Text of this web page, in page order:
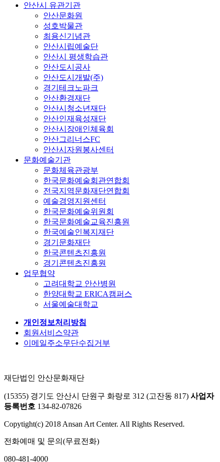
안산시 유관기관
안산문화원
성호박물관
최용신기념관
안산시립예술단
안산시 평생학습관
안산도시공사
안산도시개발(주)
경기테크노파크
안산환경재단
안산시청소년재단
안산인재육성재단
안산시장애인체육회
안산그리너스FC
안산시자원봉사센터
문화예술기관
문화체육관광부
한국문화예술회관연합회
전국지역문화재단연합회
예술경영지원센터
한국문화예술위원회
한국문화예술교육진흥원
한국예술인복지재단
경기문화재단
한국콘텐츠진흥원
경기콘텐츠진흥원
업무협약
고려대학교 안산병원
한양대학교 ERICA캠퍼스
서울예술대학교
개인정보처리방침
회원서비스약관
이메일주소무단수집거부
재단법인 안산문화재단
(15355) 경기도 안산시 단원구 화랑로 312 (고잔동 817) 사업자
등록번호 134-82-07826
Copytight(c) 2018 Ansan Art Center. All Rights Reserved.
전화예매 및 문의(무료전화)
080-481-4000